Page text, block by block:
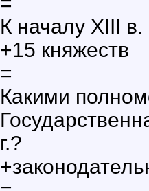
К началу XIII
+15 княжеств
=
Какими
г.?